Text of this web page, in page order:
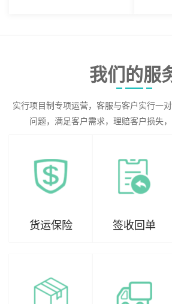
我们的服
实行项目制专项运营，客服与客户实行一
问题，满足客户需求，理赔客户损失，
货运保险 签收回单